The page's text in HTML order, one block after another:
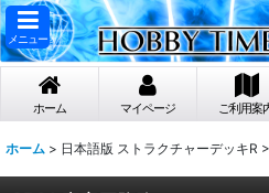
メニュー
ホーム マイページ ご利用案
ホーム > 日本語版 ストラクチャーデッキR >